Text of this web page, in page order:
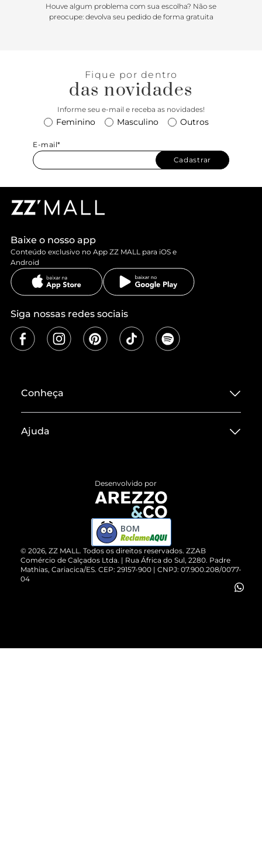
Houve algum problema com sua escolha? Não se
preocupe: devolva seu pedido de forma gratuita
Fique por dentro
das novidades
Informe seu e-mail e receba as novidades!
Feminino Masculino Outros
E-mail*
Cadastrar
Baixe o nosso app
Conteúdo exclusivo no App ZZ MALL para iOS e
Android
Siga nossas redes sociais
Conheça
Termos de Uso
ZZ MALL é confiável
Cartão Presente
Vendas Corporativas
Ajuda
Devolução do Produto
Compre pelo WhatsApp
© 2026, ZZ MALL. Todos os direitos reservados. ZZAB
Comércio de Calçados Ltda. | Rua África do Sul, 2280. Padre
Mathias, Cariacica/ES. CEP: 29157-900 | CNPJ: 07.900.208/0077-
04
Desenvolvido por
BOM